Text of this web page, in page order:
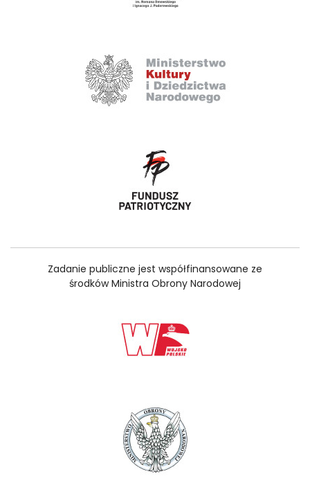
Zadanie publiczne jest współfinansowane ze
środków Ministra Obrony Narodowej